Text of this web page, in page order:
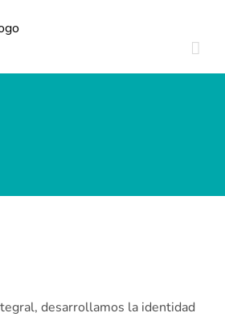
desarrollamos la identidad